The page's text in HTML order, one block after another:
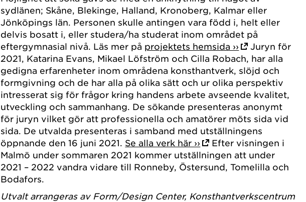
sydlänen; Skåne, Blekinge, Halland, Kronoberg, Kalmar eller
Jönköpings län. Personen skulle antingen vara född i, helt eller
delvis bosatt i, eller studera/ha studerat inom området på
eftergymnasial nivå. Läs mer på projektets hemsida ››
Juryn för
2021, Katarina Evans, Mikael Löfström och Cilla Robach, har alla
gedigna erfarenheter inom områdena konsthantverk, slöjd och
formgivning och de har alla på olika sätt och ur olika perspektiv
intresserat sig för frågor kring handens arbete avseende kvalitet,
utveckling och sammanhang. De sökande presenteras anonymt
för juryn vilket gör att professionella och amatörer möts sida vid
sida. De utvalda presenteras i samband med utställningens
öppnande den 16 juni 2021. Se alla verk här ››
Efter visningen i
Malmö under sommaren 2021 kommer utställningen att under
2021 – 2022 vandra vidare till Ronneby, Östersund, Tomelilla och
Bodafors.
Utvalt arrangeras av Form/Design Center, Konsthantverkscentrum